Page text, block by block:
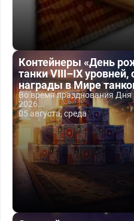
Контейнеры «День
танки VIII–IX уровней,
награды в Мире
Во время празднования
2026...
05 августа, среда